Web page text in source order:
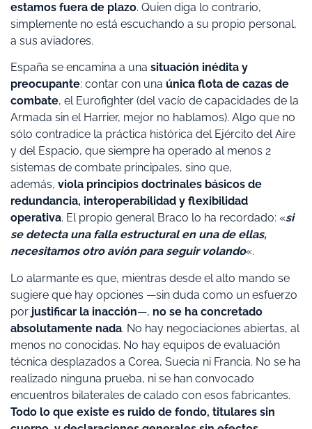
estamos fuera de plazo. Quien diga lo contrario,
simplemente no está escuchando a su propio personal,
a sus aviadores.
España se encamina a una situación inédita y
preocupante: contar con una única flota de cazas de
combate, el Eurofighter (del vacío de capacidades de la
Armada sin el Harrier, mejor no hablamos). Algo que no
sólo contradice la práctica histórica del Ejército del Aire
y del Espacio, que siempre ha operado al menos 2
sistemas de combate principales, sino que,
además, viola principios doctrinales básicos de
redundancia, interoperabilidad y flexibilidad
operativa. El propio general Braco lo ha recordado: «si
se detecta una falla estructural en una de ellas,
necesitamos otro avión para seguir volando«.
Lo alarmante es que, mientras desde el alto mando se
sugiere que hay opciones —sin duda como un esfuerzo
por justificar la inacción—, no se ha concretado
absolutamente nada. No hay negociaciones abiertas, al
menos no conocidas. No hay equipos de evaluación
técnica desplazados a Corea, Suecia ni Francia. No se ha
realizado ninguna prueba, ni se han convocado
encuentros bilaterales de calado con esos fabricantes.
Todo lo que existe es ruido de fondo, titulares sin